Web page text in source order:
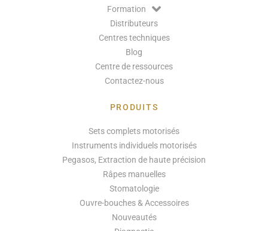
Formation
Distributeurs
Centres techniques
Blog
Centre de ressources
Contactez-nous
PRODUITS
Sets complets motorisés
Instruments individuels motorisés
Pegasos, Extraction de haute précision
Râpes manuelles
Stomatologie
Ouvre-bouches & Accessoires
Nouveautés